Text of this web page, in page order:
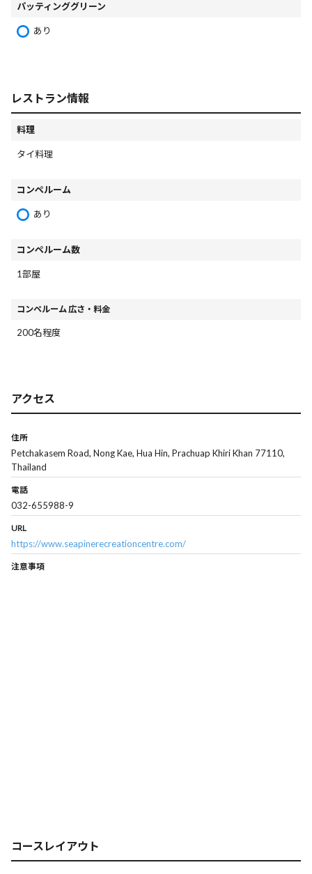
パッティンググリーン
あり
レストラン情報
料理
タイ料理
コンペルーム
あり
コンペルーム数
1部屋
コンペルーム 広さ・料金
200名程度
アクセス
住所
Petchakasem Road, Nong Kae, Hua Hin, Prachuap Khiri Khan 77110,
Thailand
電話
032-655988-9
URL
https://www.seapinerecreationcentre.com/
注意事項
コースレイアウト